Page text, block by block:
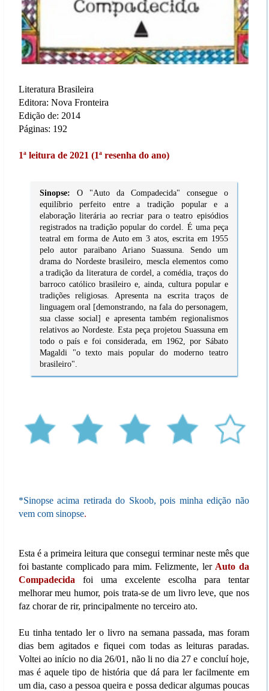
Literatura Brasileira
Editora: Nova Fronteira
Edição de: 2014
Páginas: 192
1ª leitura de 2021 (1ª resenha do ano)
Sinopse: O "Auto da Compadecida" consegue o
equilíbrio perfeito entre a tradição popular e a
elaboração literária ao recriar para o teatro episódios
registrados na tradição popular do cordel. É uma peça
teatral em forma de Auto em 3 atos, escrita em 1955
pelo autor paraibano Ariano Suassuna. Sendo um
drama do Nordeste brasileiro, mescla elementos como
a tradição da literatura de cordel, a comédia, traços do
barroco católico brasileiro e, ainda, cultura popular e
tradições religiosas. Apresenta na escrita traços de
linguagem oral [demonstrando, na fala do personagem,
sua classe social] e apresenta também regionalismos
relativos ao Nordeste. Esta peça projetou Suassuna em
todo o país e foi considerada, em 1962, por Sábato
Magaldi "o texto mais popular do moderno teatro
brasileiro".
*Sinopse acima retirada do Skoob, pois minha edição não
vem com sinopse.
Esta é a primeira leitura que consegui terminar neste mês que
foi bastante complicado para mim. Felizmente, ler Auto da
Compadecida
foi uma excelente escolha para tentar
melhorar meu humor, pois trata-se de um livro leve, que nos
faz chorar de rir, principalmente no terceiro ato.
Eu tinha tentado ler o livro na semana passada, mas foram
dias bem agitados e fiquei com todas as leituras paradas.
Voltei ao início no dia 26/01, não li no dia 27 e concluí hoje,
mas é aquele tipo de história que dá para ler facilmente em
um dia, caso a pessoa queira e possa dedicar algumas poucas